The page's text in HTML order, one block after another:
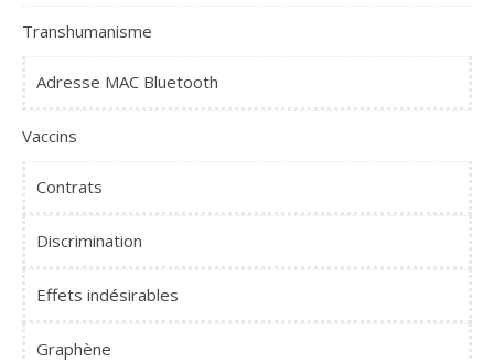
Transhumanisme
Adresse MAC Bluetooth
Vaccins
Contrats
Discrimination
Effets indésirables
Graphène